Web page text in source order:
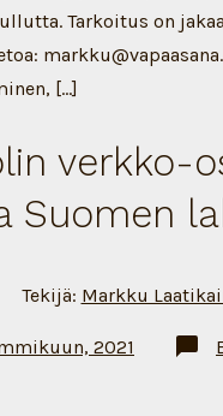
Tarkoitus on
[…]
verkko-
Suomen
Tekijä: Markku
2021